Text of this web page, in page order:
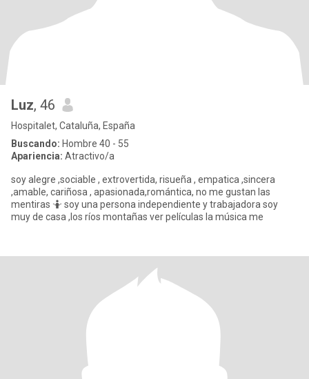
Luz, 46
Hospitalet, Cataluña, España
Buscando: Hombre 40 - 55
Apariencia: Atractivo/a
soy alegre ,sociable , extrovertida, risueña , empatica ,sincera
,amable, cariñosa , apasionada,romántica, no me gustan las
mentiras 🤷 soy una persona independiente y trabajadora soy
muy de casa ,los ríos montañas ver películas la música me